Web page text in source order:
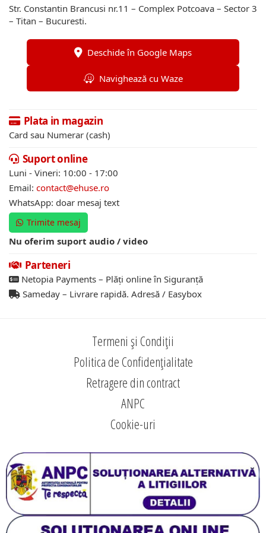
Str. Constantin Brancusi nr.11 – Complex Potcoava – Sector 3
– Titan – Bucuresti.
Deschide în Google Maps
Navighează cu Waze
Plata in magazin
Card sau Numerar (cash)
Suport online
Luni - Vineri: 10:00 - 17:00
Email: contact@ehuse.ro
WhatsApp: doar mesaj text
Trimite mesaj
Nu oferim suport audio / video
Parteneri
Netopia Payments – Plăți online în Siguranță
Sameday – Livrare rapidă. Adresă / Easybox
Termeni și Condiții
Politica de Confidențialitate
Retragere din contract
ANPC
Cookie-uri